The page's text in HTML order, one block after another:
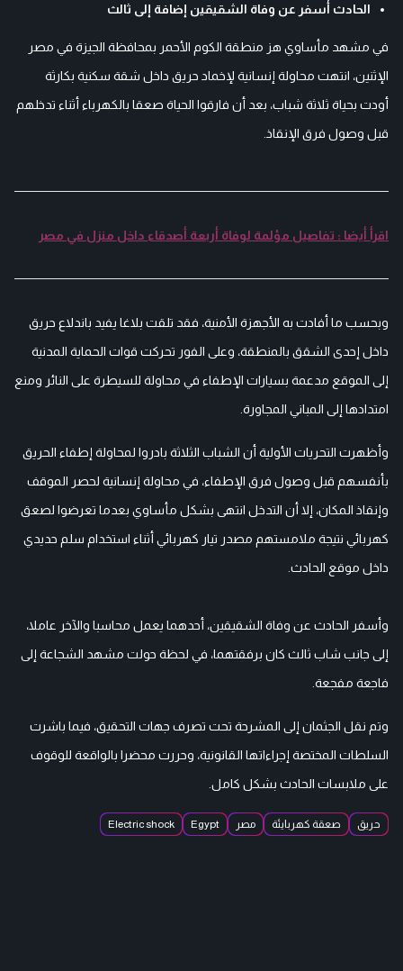
الحادث أسفر عن وفاة الشقيقين إضافة إلى ثالث
في مشهد مأساوي هز منطقة الكوم الأحمر بمحافظة الجيزة في مصر
الإثنين، انتهت محاولة إنسانية لإخماد حريق داخل شقة سكنية بكارثة
أودت بحياة ثلاثة شباب، بعد أن فارقوا الحياة صعقا بالكهرباء أثناء تدخلهم
قبل وصول فرق الإنقاذ.
اقرأ أيضا : تفاصيل مؤلمة لوفاة أربعة أصدقاء داخل منزل في مصر
وبحسب ما أفادت به الأجهزة الأمنية، فقد تلقت بلاغا يفيد باندلاع حريق
داخل إحدى الشقق بالمنطقة، وعلى الفور تحركت قوات الحماية المدنية
إلى الموقع مدعمة بسيارات الإطفاء في محاولة للسيطرة على النائر ومنع
امتدادها إلى المباني المجاورة.
وأظهرت التحريات الأولية أن الشباب الثلاثة بادروا لمحاولة إطفاء الحريق
بأنفسهم قبل وصول فرق الإطفاء، في محاولة إنسانية لحصر الموقف
وإنقاذ المكان، إلا أن التدخل انتهى بشكل مأساوي بعدما تعرضوا لصعق
كهربائي نتيجة ملامستهم مصدر تيار كهربائي أثناء استخدام سلم حديدي
داخل موقع الحادث.
وأسفر الحادث عن وفاة الشقيقين، أحدهما يعمل محاسبا والآخر عاملا،
إلى جانب شاب ثالث كان برفقتهما، في لحظة حولت مشهد الشجاعة إلى
فاجعة مفجعة.
وتم نقل الجثمان إلى المشرحة تحت تصرف جهات التحقيق، فيما باشرت
السلطات المختصة إجراءاتها القانونية، وحررت محضرا بالواقعة للوقوف
على ملابسات الحادث بشكل كامل.
حريق صعقة كهربايئة مصر Egypt
Electric shock